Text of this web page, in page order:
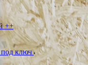
++
под ключ